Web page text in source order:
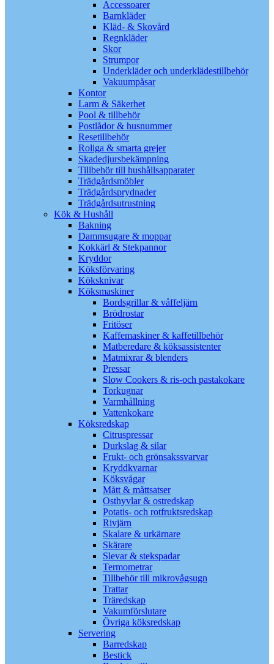
Accessoarer
Barnkläder
Kläd- & Skovård
Regnkläder
Skor
Strumpor
Underkläder och underklädestillbehör
Vakuumpåsar
Kontor
Larm & Säkerhet
Pool & tillbehör
Postlådor & husnummer
Resetillbehör
Roliga & smarta grejer
Skadedjursbekämpning
Tillbehör till hushållsapparater
Trädgårdsmöbler
Trädgårdsprydnader
Trädgårdsutrustning
Kök & Hushåll
Bakning
Dammsugare & moppar
Kokkärl & Stekpannor
Kryddor
Köksförvaring
Köksknivar
Köksmaskiner
Bordsgrillar & våffeljärn
Brödrostar
Fritöser
Kaffemaskiner & kaffetillbehör
Matberedare & köksassistenter
Matmixrar & blenders
Pressar
Slow Cookers & ris-och pastakokare
Torkugnar
Varmhållning
Vattenkokare
Köksredskap
Citruspressar
Durkslag & silar
Frukt- och grönsakssvarvar
Kryddkvarnar
Köksvågar
Mått & måttsatser
Osthyvlar & ostredskap
Potatis- och rotfruktsredskap
Rivjärn
Skalare & urkärnare
Skärare
Slevar & stekspadar
Termometrar
Tillbehör till mikrovågsugn
Trattar
Träredskap
Vakumförslutare
Övriga köksredskap
Servering
Barredskap
Bestick